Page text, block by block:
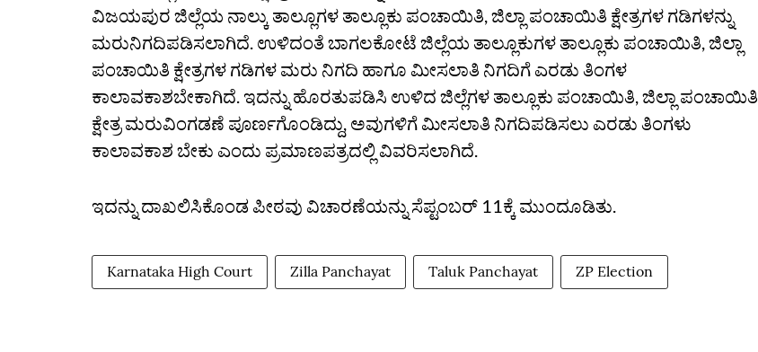
ವಿಜಯಪುರ ಜಿಲ್ಲೆಯ ನಾಲ್ಕು ತಾಲ್ಲೂಗಳ ತಾಲ್ಲೂಕು ಪಂಚಾಯಿತಿ, ಜಿಲ್ಲಾ ಪಂಚಾಯಿತಿ ಕ್ಷೇತ್ರಗಳ ಗಡಿಗಳನ್ನು
ಮರುನಿಗದಿಪಡಿಸಲಾಗಿದೆ. ಉಳಿದಂತೆ ಬಾಗಲಕೋಟೆ ಜಿಲ್ಲೆಯ ತಾಲ್ಲೂಕುಗಳ ತಾಲ್ಲೂಕು ಪಂಚಾಯಿತಿ, ಜಿಲ್ಲಾ
ಪಂಚಾಯಿತಿ ಕ್ಷೇತ್ರಗಳ ಗಡಿಗಳ ಮರು ನಿಗದಿ ಹಾಗೂ ಮೀಸಲಾತಿ ನಿಗದಿಗೆ ಎರಡು ತಿಂಗಳ
ಕಾಲಾವಕಾಶಬೇಕಾಗಿದೆ. ಇದನ್ನು ಹೊರತುಪಡಿಸಿ ಉಳಿದ ಜಿಲ್ಲೆಗಳ ತಾಲ್ಲೂಕು ಪಂಚಾಯಿತಿ, ಜಿಲ್ಲಾ ಪಂಚಾಯಿತಿ
ಕ್ಷೇತ್ರ ಮರುವಿಂಗಡಣೆ ಪೂರ್ಣಗೊಂಡಿದ್ದು, ಅವುಗಳಿಗೆ ಮೀಸಲಾತಿ ನಿಗದಿಪಡಿಸಲು ಎರಡು ತಿಂಗಳು
ಕಾಲಾವಕಾಶ ಬೇಕು ಎಂದು ಪ್ರಮಾಣಪತ್ರದಲ್ಲಿ ವಿವರಿಸಲಾಗಿದೆ.
ಇದನ್ನು ದಾಖಲಿಸಿಕೊಂಡ ಪೀಠವು ವಿಚಾರಣೆಯನ್ನು ಸೆಪ್ಟಂಬರ್ 11ಕ್ಕೆ ಮುಂದೂಡಿತು.
Karnataka High Court Zilla Panchayat Taluk Panchayat ZP Election